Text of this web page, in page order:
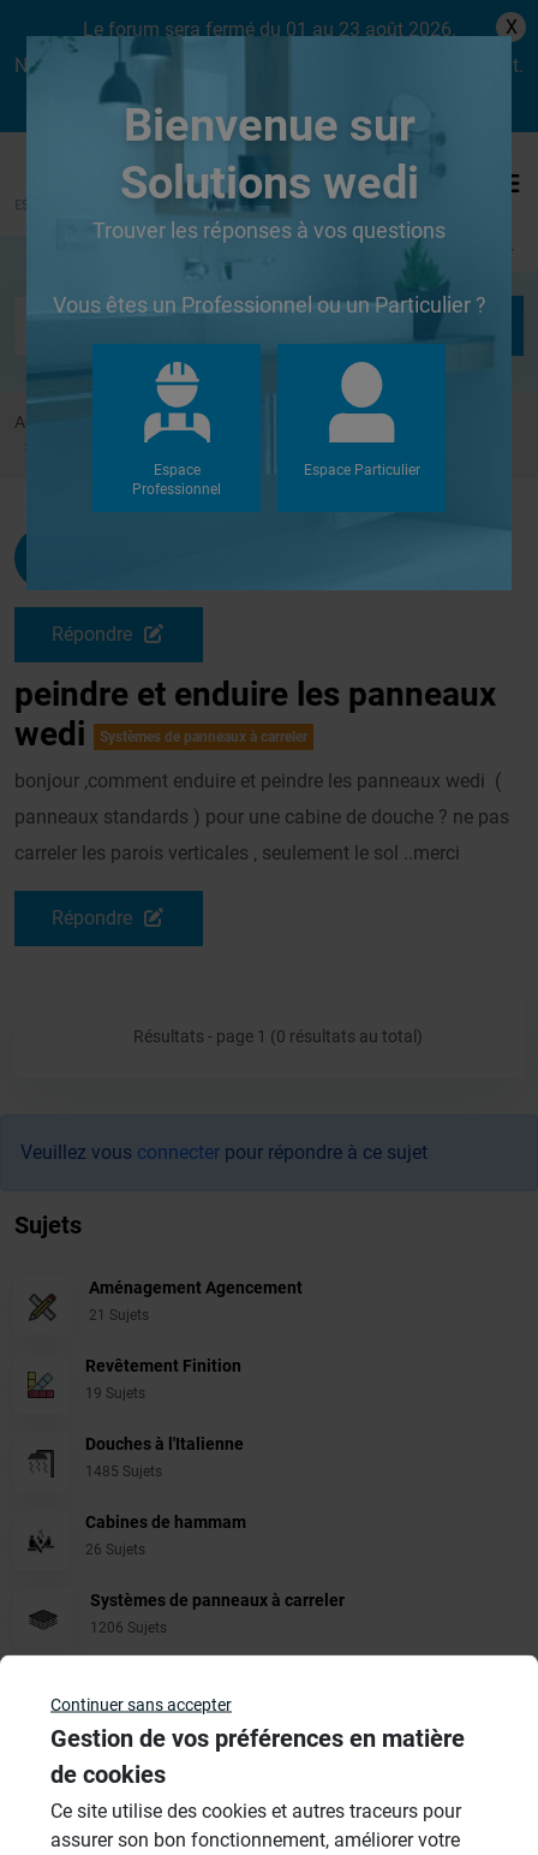
Le forum sera fermé du 01 au 23 août 2026.
Nous aurons le plaisir de vous retrouver dès le lundi 24 août.
X
Se connecter
Accueil Forums
Systèmes de panneaux à carreler
peindre et enduire les panneaux wedi
Répondre
peindre et enduire les panneaux
wedi
Systèmes de panneaux à carreler
bonjour ,comment enduire et peindre les panneaux wedi (
panneaux standards ) pour une cabine de douche ? ne pas
carreler les parois verticales , seulement le sol ..merci
Répondre
Résultats - page 1 (0 résultats au total)
Veuillez vous connecter pour répondre à ce sujet
Sujets
Aménagement Agencement
21 Sujets
Revêtement Finition
19 Sujets
Douches à l'Italienne
1485 Sujets
Cabines de hammam
26 Sujets
Systèmes de panneaux à carreler
1206 Sujets
949 Sujets
Continuer sans accepter
Gestion de vos préférences en matière
de cookies
Ce site utilise des cookies et autres traceurs pour
assurer son bon fonctionnement, améliorer votre
Bienvenue sur
Solutions wedi
Trouver les réponses à vos questions
Vous êtes un Professionnel ou un Particulier ?
Espace
Professionnel
Espace Particulier